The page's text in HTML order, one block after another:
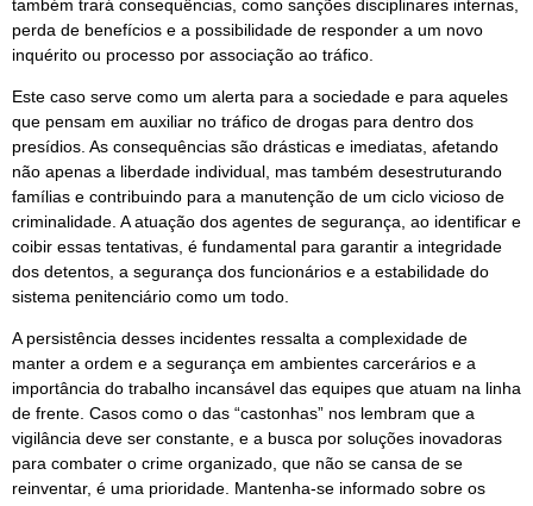
também trará consequências, como sanções disciplinares internas,
perda de benefícios e a possibilidade de responder a um novo
inquérito ou processo por associação ao tráfico.
Este caso serve como um alerta para a sociedade e para aqueles
que pensam em auxiliar no tráfico de drogas para dentro dos
presídios. As consequências são drásticas e imediatas, afetando
não apenas a liberdade individual, mas também desestruturando
famílias e contribuindo para a manutenção de um ciclo vicioso de
criminalidade. A atuação dos agentes de segurança, ao identificar e
coibir essas tentativas, é fundamental para garantir a integridade
dos detentos, a segurança dos funcionários e a estabilidade do
sistema penitenciário como um todo.
A persistência desses incidentes ressalta a complexidade de
manter a ordem e a segurança em ambientes carcerários e a
importância do trabalho incansável das equipes que atuam na linha
de frente. Casos como o das “castonhas” nos lembram que a
vigilância deve ser constante, e a busca por soluções inovadoras
para combater o crime organizado, que não se cansa de se
reinventar, é uma prioridade. Mantenha-se informado sobre os